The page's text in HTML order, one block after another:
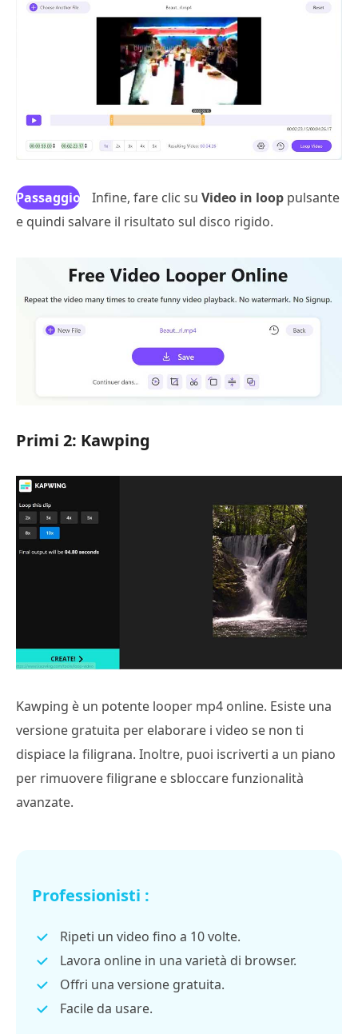
Passaggio
3
Infine, fare clic su Video in loop pulsante
e quindi salvare il risultato sul disco rigido.
Primi 2: Kawping
Kawping è un potente looper mp4 online. Esiste una
versione gratuita per elaborare i video se non ti
dispiace la filigrana. Inoltre, puoi iscriverti a un piano
per rimuovere filigrane e sbloccare funzionalità
avanzate.
Professionisti :
Ripeti un video fino a 10 volte.
Lavora online in una varietà di browser.
Offri una versione gratuita.
Facile da usare.